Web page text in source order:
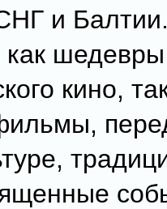
и
шедевры
кино,